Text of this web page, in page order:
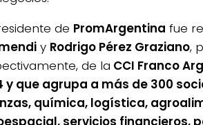
de PromArgentina fue
y Rodrigo Pérez Graziano,
de la CCI Franco
y que agrupa a más de 300
química, logística,